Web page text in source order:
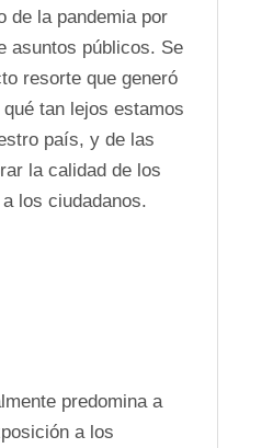
de la pandemia por
asuntos públicos. Se
resorte que generó
tan lejos estamos
país, y de las
la calidad de los
los ciudadanos.
predomina a
a los